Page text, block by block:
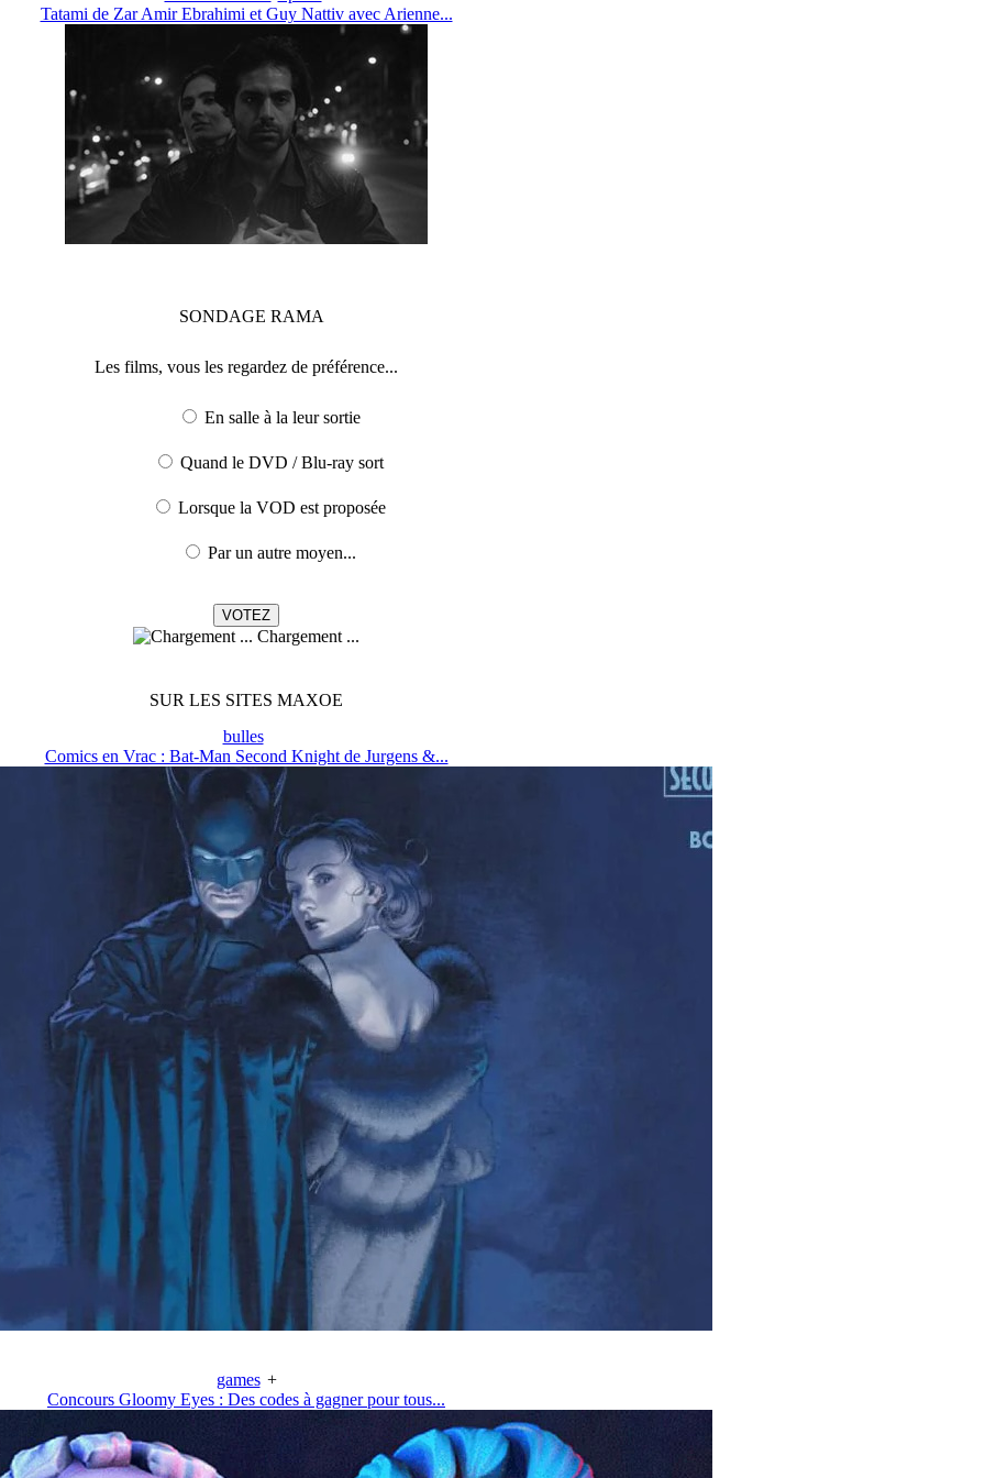
Tatami de Zar Amir Ebrahimi et Guy Nattiv avec Arienne...
SONDAGE RAMA
Les films, vous les regardez de préférence...
En salle à la leur sortie
Quand le DVD / Blu-ray sort
Lorsque la VOD est proposée
Par un autre moyen...
Chargement ...
SUR LES SITES MAXOE
bulles
Comics en Vrac : Bat-Man Second Knight de Jurgens &...
games +
Concours Gloomy Eyes : Des codes à gagner pour tous...